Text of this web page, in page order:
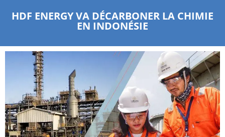
HDF ENERGY VA DÉCARBONER LA CHIMIE
EN INDONÉSIE